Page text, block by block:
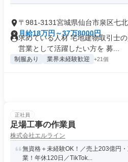
〒981-3131宮城県仙台市泉区七北
月給18万円～37万8000円
求めている人材 宅地建物取引士
営業として活躍したい方を 募...
制服あり 業界未経験歓迎 +21個
正社員
足場工事の作業員
株式会社エルライン
無資格＋未経験OK！／売上203億円
業！年休120日／TikTok...